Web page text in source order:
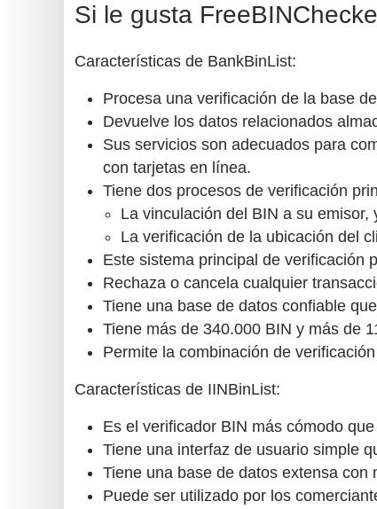
Si le gusta
Características de BankBinList:
Procesa una verificación de la base
Devuelve los datos relacionados
Sus servicios son adecuados para
con tarjetas en línea.
Tiene dos procesos de verificación
La vinculación del BIN a su emisor,
La verificación de la ubicación del
Este sistema principal de verificación
Rechaza o cancela cualquier
Tiene una base de datos confiable
Tiene más de 340.000 BIN y más de
Permite la combinación de
Características de IINBinList:
Es el verificador BIN más cómodo
Tiene una interfaz de usuario simple
Tiene una base de datos extensa
Puede ser utilizado por los